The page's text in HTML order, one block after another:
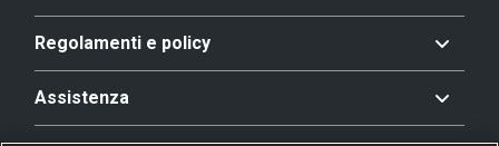
Regolamenti e policy
Assistenza